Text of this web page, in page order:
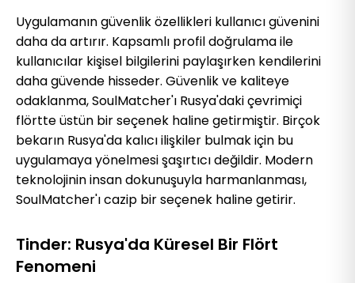
Uygulamanın güvenlik özellikleri kullanıcı güvenini
daha da artırır. Kapsamlı profil doğrulama ile
kullanıcılar kişisel bilgilerini paylaşırken kendilerini
daha güvende hisseder. Güvenlik ve kaliteye
odaklanma, SoulMatcher'ı Rusya'daki çevrimiçi
flörtte üstün bir seçenek haline getirmiştir. Birçok
bekarın Rusya'da kalıcı ilişkiler bulmak için bu
uygulamaya yönelmesi şaşırtıcı değildir. Modern
teknolojinin insan dokunuşuyla harmanlanması,
SoulMatcher'ı cazip bir seçenek haline getirir.
Tinder: Rusya'da Küresel Bir Flört
Fenomeni